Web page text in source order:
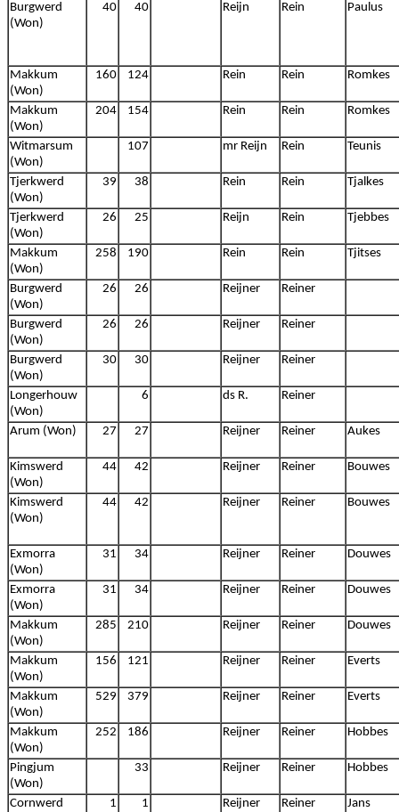
Burgwerd
(Won)
40 40 Reijn Rein Paulus
Makkum
(Won)
160 124 Rein Rein Romkes
Makkum
(Won)
204 154 Rein Rein Romkes
Witmarsum
(Won)
107 mr Reijn Rein Teunis
Tjerkwerd
(Won)
39 38 Rein Rein Tjalkes
Tjerkwerd
(Won)
26 25 Reijn Rein Tjebbes
Makkum
(Won)
258 190 Rein Rein Tjitses
Burgwerd
(Won)
26 26 Reijner Reiner
Burgwerd
(Won)
26 26 Reijner Reiner
Burgwerd
(Won)
30 30 Reijner Reiner
Longerhouw
(Won)
6 ds R. Reiner
Arum (Won) 27 27 Reijner Reiner Aukes
Kimswerd
(Won)
44 42 Reijner Reiner Bouwes
Kimswerd
(Won)
44 42 Reijner Reiner Bouwes
Exmorra
(Won)
31 34 Reijner Reiner Douwes
Exmorra
(Won)
31 34 Reijner Reiner Douwes
Makkum
(Won)
285 210 Reijner Reiner Douwes
Makkum
(Won)
156 121 Reijner Reiner Everts
Makkum
(Won)
529 379 Reijner Reiner Everts
Makkum
(Won)
252 186 Reijner Reiner Hobbes
Pingjum
(Won)
33 Reijner Reiner Hobbes
Cornwerd
1 1 Reijner Reiner Jans